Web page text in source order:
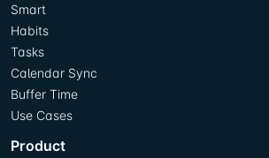
Smart
Habits
Tasks
Calendar Sync
Buffer Time
Use Cases
Product